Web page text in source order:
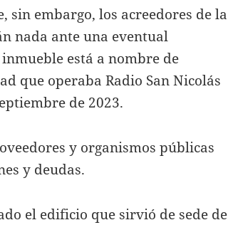
sin embargo, los acreedores de la
nada ante una eventual
está a nombre de
que operaba Radio San Nicolás
de 2023.
y organismos públicas
y deudas.
el edificio que sirvió de sede de